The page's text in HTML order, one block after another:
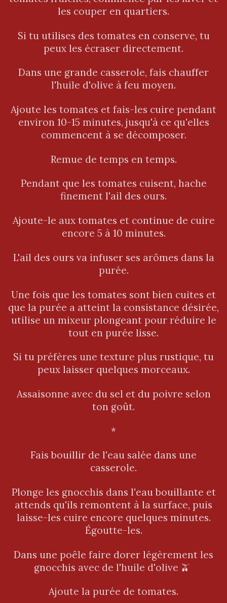
les couper en quartiers.
Si tu utilises des tomates en conserve, tu
peux les écraser directement.
Dans une grande casserole, fais chauffer
l'huile d'olive à feu moyen.
Ajoute les tomates et fais-les cuire pendant
environ 10-15 minutes, jusqu'à ce qu'elles
commencent à se décomposer.
Remue de temps en temps.
Pendant que les tomates cuisent, hache
finement l'ail des ours.
Ajoute-le aux tomates et continue de cuire
encore 5 à 10 minutes.
L'ail des ours va infuser ses arômes dans la
purée.
Une fois que les tomates sont bien cuites et
que la purée a atteint la consistance désirée,
utilise un mixeur plongeant pour réduire le
tout en purée lisse.
Si tu préfères une texture plus rustique, tu
peux laisser quelques morceaux.
Assaisonne avec du sel et du poivre selon
ton goût.
*
Fais bouillir de l'eau salée dans une
casserole.
Plonge les gnocchis dans l'eau bouillante et
attends qu'ils remontent à la surface, puis
laisse-les cuire encore quelques minutes.
Égoutte-les.
Dans une poêle faire dorer légèrement les
gnocchis avec de l'huile d'olive 🫒
Ajoute la purée de tomates.